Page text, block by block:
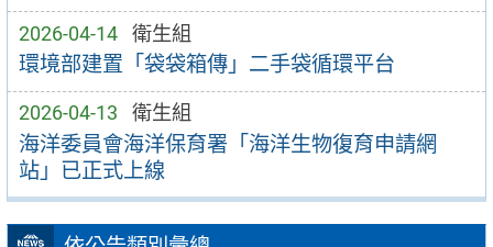
2026-04-14 衛生組
環境部建置「袋袋箱傳」二手袋循環平台
2026-04-13 衛生組
海洋委員會海洋保育署「海洋生物復育申請網
站」已正式上線